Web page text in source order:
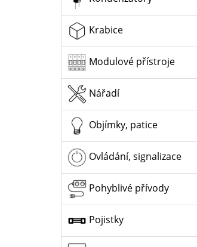
Krabice
Modulové přístroje
Nářadí
Objímky, patice
Ovládání, signalizace
Pohyblivé přívody
Pojistky